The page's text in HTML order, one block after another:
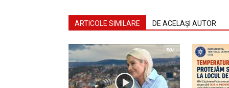
ARTICOLE SIMILARE DE ACELAȘI AUTOR